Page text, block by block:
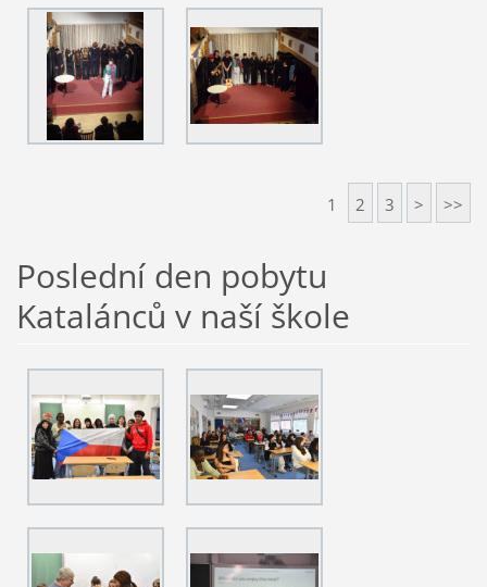
1 2 3 > >>
Poslední den pobytu
Katalánců v naší škole